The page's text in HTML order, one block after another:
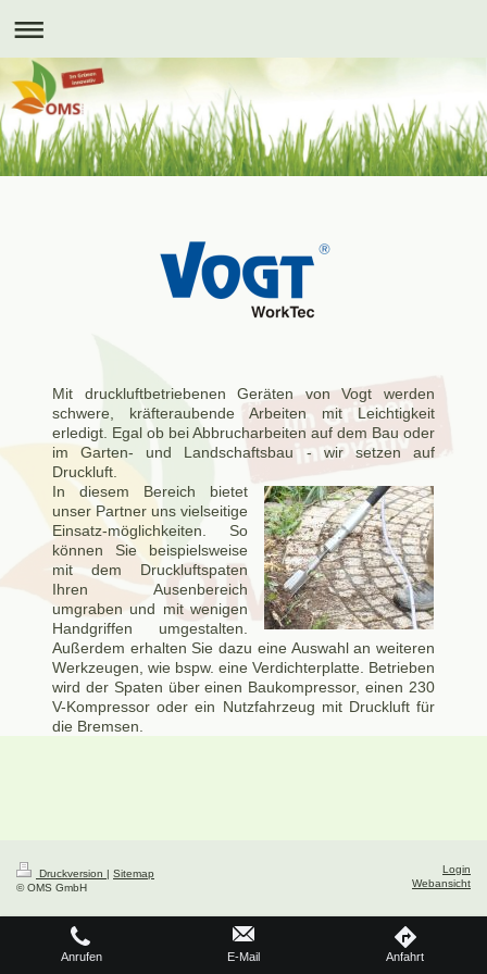
Mit druckluftbetriebenen Geräten von Vogt werden
schwere, kräfteraubende Arbeiten mit Leichtigkeit
erledigt. Egal ob bei Abbrucharbeiten auf dem Bau oder
im Garten- und Landschaftsbau - wir setzen auf
Druckluft.
In diesem Bereich bietet
unser Partner uns vielseitige
Einsatz-möglichkeiten. So
können Sie beispielsweise
mit dem Druckluftspaten
Ihren Ausenbereich
umgraben und mit wenigen
Handgriffen umgestalten.
Außerdem erhalten Sie dazu eine Auswahl an weiteren
Werkzeugen, wie bspw. eine Verdichterplatte. Betrieben
wird der Spaten über einen Baukompressor, einen 230
V-Kompressor oder ein Nutzfahrzeug mit Druckluft für
die Bremsen.
Druckversion | Sitemap
© OMS GmbH
Login
Webansicht
Anrufen E-Mail Anfahrt